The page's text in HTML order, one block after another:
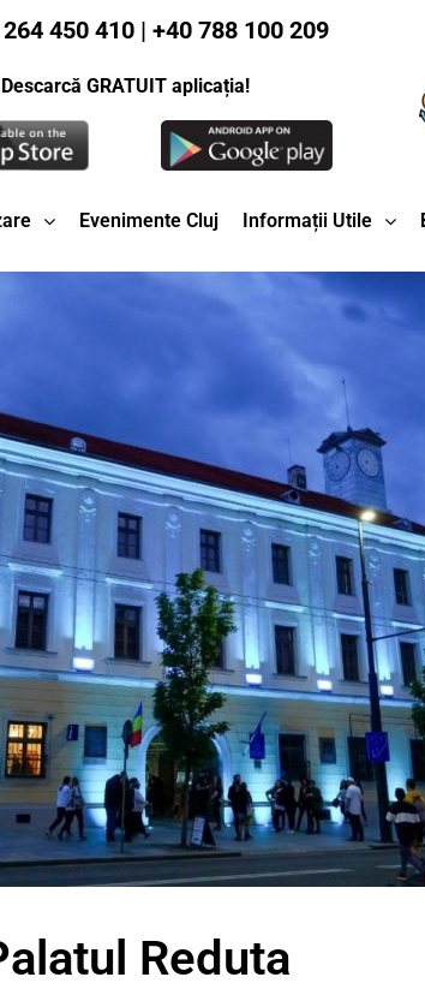
450 410 | +40 788 100 209
Descarcă GRATUIT aplicația!
Evenimente Cluj Informații Utile
Reduta